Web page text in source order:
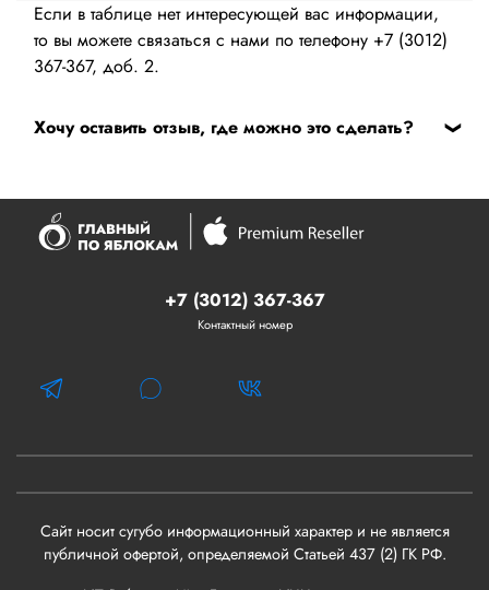
Если в таблице нет интересующей вас информации,
то вы можете связаться с нами по телефону +7 (3012)
367-367, доб. 2.
Хочу оставить отзыв, где можно это сделать?
вы можете оставить обращение в
форме обратной
связи
+7 (3012) 367-367
Контактный номер
Сайт носит сугубо информационный характер и не является
публичной офертой, определяемой Статьей 437 (2) ГК РФ.